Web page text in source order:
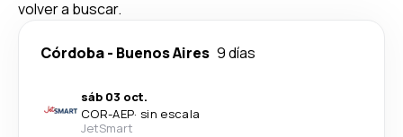
volver a buscar.
Córdoba- Buenos Aires 9 días
sáb 03 oct.
COR-AEP· sin escala
JetSmart